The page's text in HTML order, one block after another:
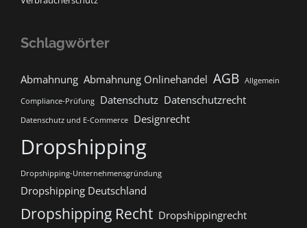
Schlagwörter
Abmahnung Abmahnung Onlinehandel AGB Allgemein
Compliance-Prüfung Datenschutz Datenschutzrecht
Datenschutz und E-Commerce Designrecht
Dropshipping
Dropshipping-Unternehmensgründung
Dropshipping Deutschland
Dropshipping Recht Dropshippingrecht